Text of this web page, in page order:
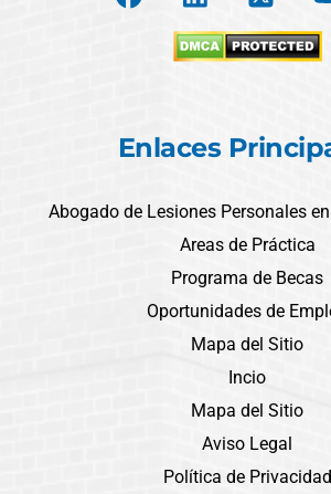
Enlaces
Abogado de Lesiones Personales
Areas de Práctica
Programa de Becas
Oportunidades de
Mapa del Sitio
Incio
Mapa del Sitio
Aviso Legal
Política de Privacidad